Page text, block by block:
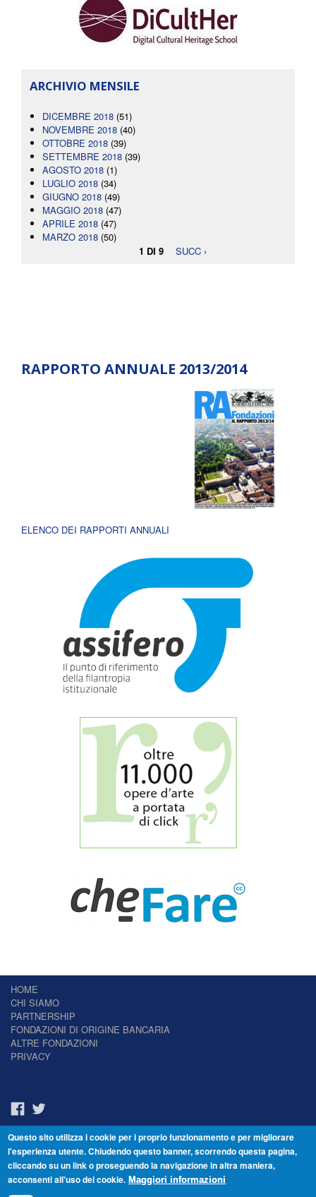
ARCHIVIO MENSILE
DICEMBRE 2018 (51)
NOVEMBRE 2018 (40)
OTTOBRE 2018 (39)
SETTEMBRE 2018 (39)
AGOSTO 2018 (1)
LUGLIO 2018 (34)
GIUGNO 2018 (49)
MAGGIO 2018 (47)
APRILE 2018 (47)
MARZO 2018 (50)
1 DI 9
SUCC ›
RAPPORTO ANNUALE 2013/2014
ELENCO DEI RAPPORTI ANNUALI
HOME
CHI SIAMO
PARTNERSHIP
FONDAZIONI DI ORIGINE BANCARIA
ALTRE FONDAZIONI
PRIVACY
Il Giornale delle Fondazioni - Periodico telematico
Reg. Tribunale n.7 del 22/07/2014 – ISSN 2421-2466
© Fondazione Venezia 2000 - Dorsoduro 3488/U - 30123 Venezia - Italia -
Questo sito utilizza i cookie per i proprio funzionamento e per migliorare
l'esperienza utente. Chiudendo questo banner, scorrendo questa pagina,
cliccando su un link o proseguendo la navigazione in altra maniera,
acconsenti all'uso dei cookie. Maggiori informazioni